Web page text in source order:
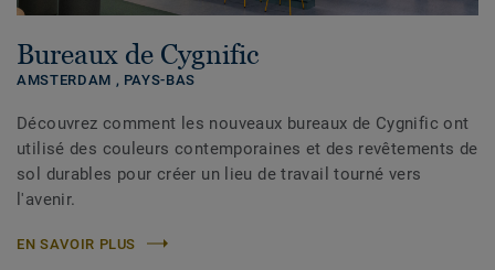
Bureaux de Cygnific
AMSTERDAM , PAYS-BAS
Découvrez comment les nouveaux bureaux de Cygnific ont
utilisé des couleurs contemporaines et des revêtements de
sol durables pour créer un lieu de travail tourné vers
l'avenir.
EN SAVOIR PLUS